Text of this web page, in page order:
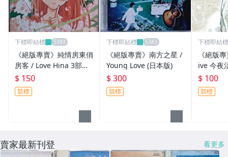
下標即結標
《絕版專賣》純情房東俏
房客 / Love Hina 3部作
1 ~なる・しのぶ・みつ
ね篇~ 人物專輯
$ 150
競標
下標即結標
《絕版專賣》南方之星 /
Young Love (日本版)
$ 300
競標
下標即結標
《絕版
ive 今夜
hat Are
of ?
$ 100
競標
賣家最新刊登 看更多